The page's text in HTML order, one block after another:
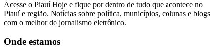
Acesse o Piauí Hoje e fique por dentro de tudo que acontece no
Piauí e região. Notícias sobre política, municípios, colunas e blogs
com o melhor do jornalismo eletrônico.
Onde estamos